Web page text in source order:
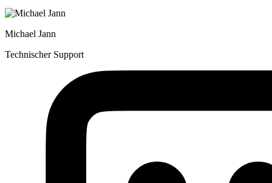
Michael Jann
Technischer Support